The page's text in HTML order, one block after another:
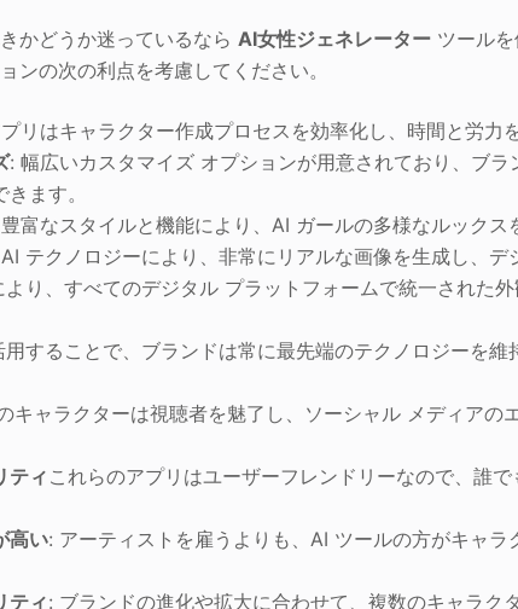
かどうか迷っているならAI女性ジェネレーター ツール
ンの次の利点を考慮してください。
リはキャラクター作成プロセスを効率化し、時間と労力
: 幅広いカスタマイズ オプションが用意されており、ブ
ます。
富なスタイルと機能により、AI ガールの多様なルックス
テクノロジーにより、非常にリアルな画像を生成し、デ
より、すべてのデジタル プラットフォームで統一された
用することで、ブランドは常に最先端のテクノロジーを
キャラクターは視聴者を魅了し、ソーシャル メディアの
ティ これらのアプリはユーザーフレンドリーなので、誰
高い: アーティストを雇うよりも、AI ツールの方がキャラ
ティ: ブランドの進化や拡大に合わせて、複数のキャラク